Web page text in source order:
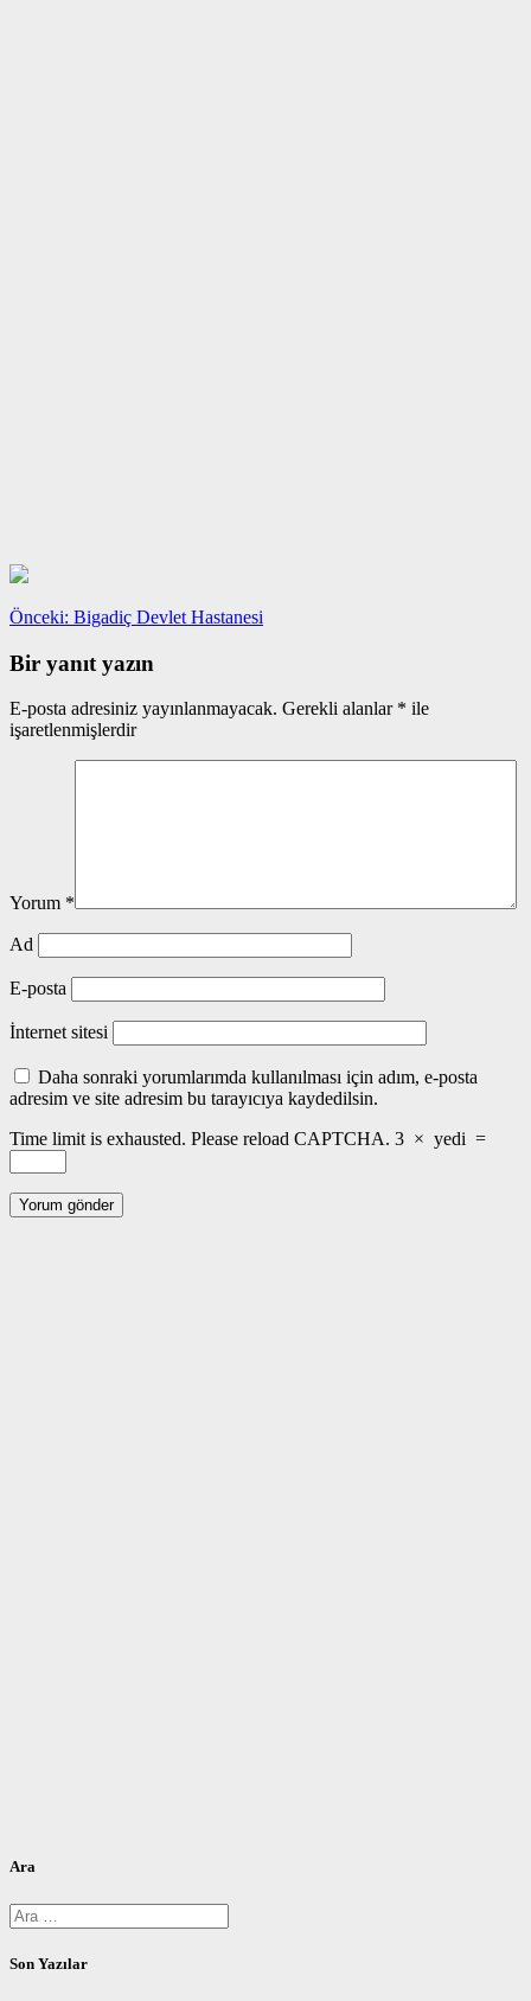
Yazı
gezinmesi
Önceki: Önceki
Bigadiç Devlet Hastanesi
Bir yanıt yazın
E-posta adresiniz yayınlanmayacak. Gerekli alanlar * ile
işaretlenmişlerdir
Yorum *
Ad
E-posta
İnternet sitesi
Daha sonraki yorumlarımda kullanılması için adım, e-posta
adresim ve site adresim bu tarayıcıya kaydedilsin.
Time limit is exhausted. Please reload CAPTCHA. 3 × yedi =
Ara
Arama:
Son Yazılar